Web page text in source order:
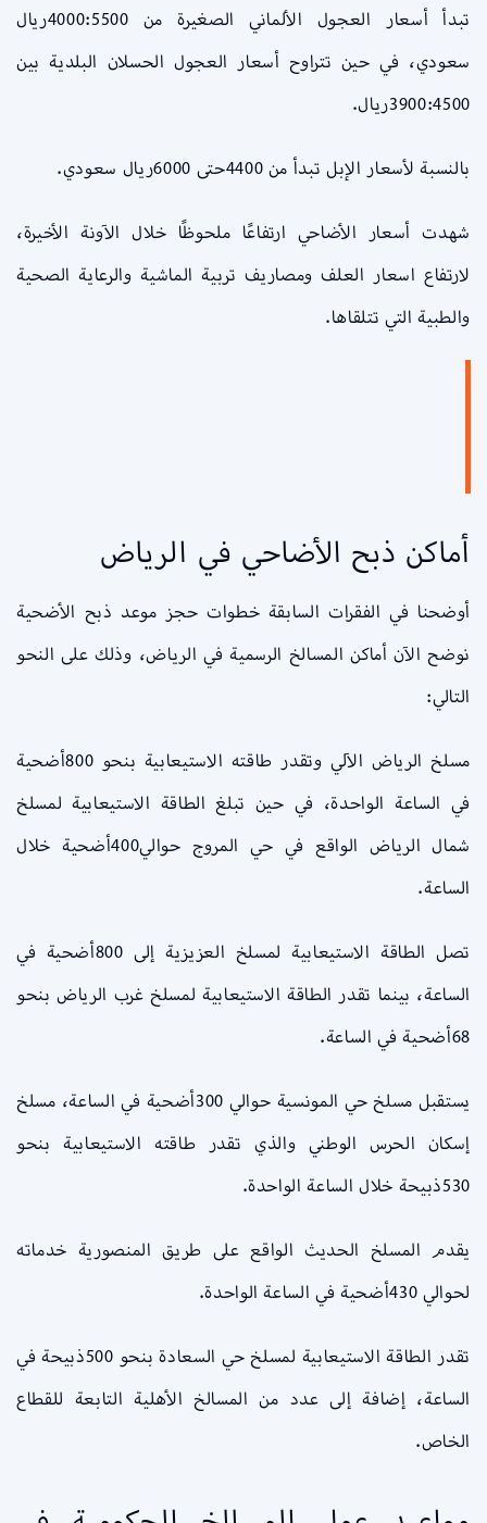
تبدأ أسعار العجول الألماني الصغيرة من 4000:5500ريال
سعودي، في حين تتراوح أسعار العجول الحسلان البلدية بين
3900:4500ريال.
بالنسبة لأسعار الإبل تبدأ من 4400حتى 6000ريال سعودي.
شهدت أسعار الأضاحي ارتفاعًا ملحوظًا خلال الآونة الأخيرة،
لارتفاع اسعار العلف ومصاريف تربية الماشية والرعاية الصحية
والطبية التي تتلقاها.
أماكن ذبح الأضاحي في الرياض
أوضحنا في الفقرات السابقة خطوات حجز موعد ذبح الأضحية
نوضح الآن أماكن المسالخ الرسمية في الرياض، وذلك على النحو
التالي:
مسلخ الرياض الآلي وتقدر طاقته الاستيعابية بنحو 800أضحية
في الساعة الواحدة، في حين تبلغ الطاقة الاستيعابية لمسلخ
شمال الرياض الواقع في حي المروج حوالي400أضحية خلال
الساعة.
تصل الطاقة الاستيعابية لمسلخ العزيزية إلى 800أضحية في
الساعة، بينما تقدر الطاقة الاستيعابية لمسلخ غرب الرياض بنحو
68أضحية في الساعة.
يستقبل مسلخ حي المونسية حوالي 300أضحية في الساعة، مسلخ
إسكان الحرس الوطني والذي تقدر طاقته الاستيعابية بنحو
530ذبيحة خلال الساعة الواحدة.
يقدم المسلخ الحديث الواقع على طريق المنصورية خدماته
لحوالي 430أضحية في الساعة الواحدة.
تقدر الطاقة الاستيعابية لمسلخ حي السعادة بنحو 500ذبيحة في
الساعة، إضافة إلى عدد من المسالخ الأهلية التابعة للقطاع
الخاص.